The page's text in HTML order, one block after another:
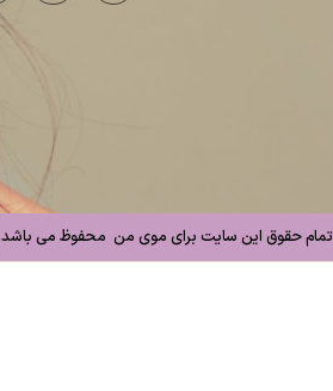
تمام حقوق این سایت برای موی من محفوظ می باشد